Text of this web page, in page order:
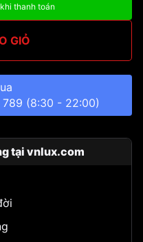
thanh toán
GIỎ
(8:30 - 22:00)
tại vnlux.com